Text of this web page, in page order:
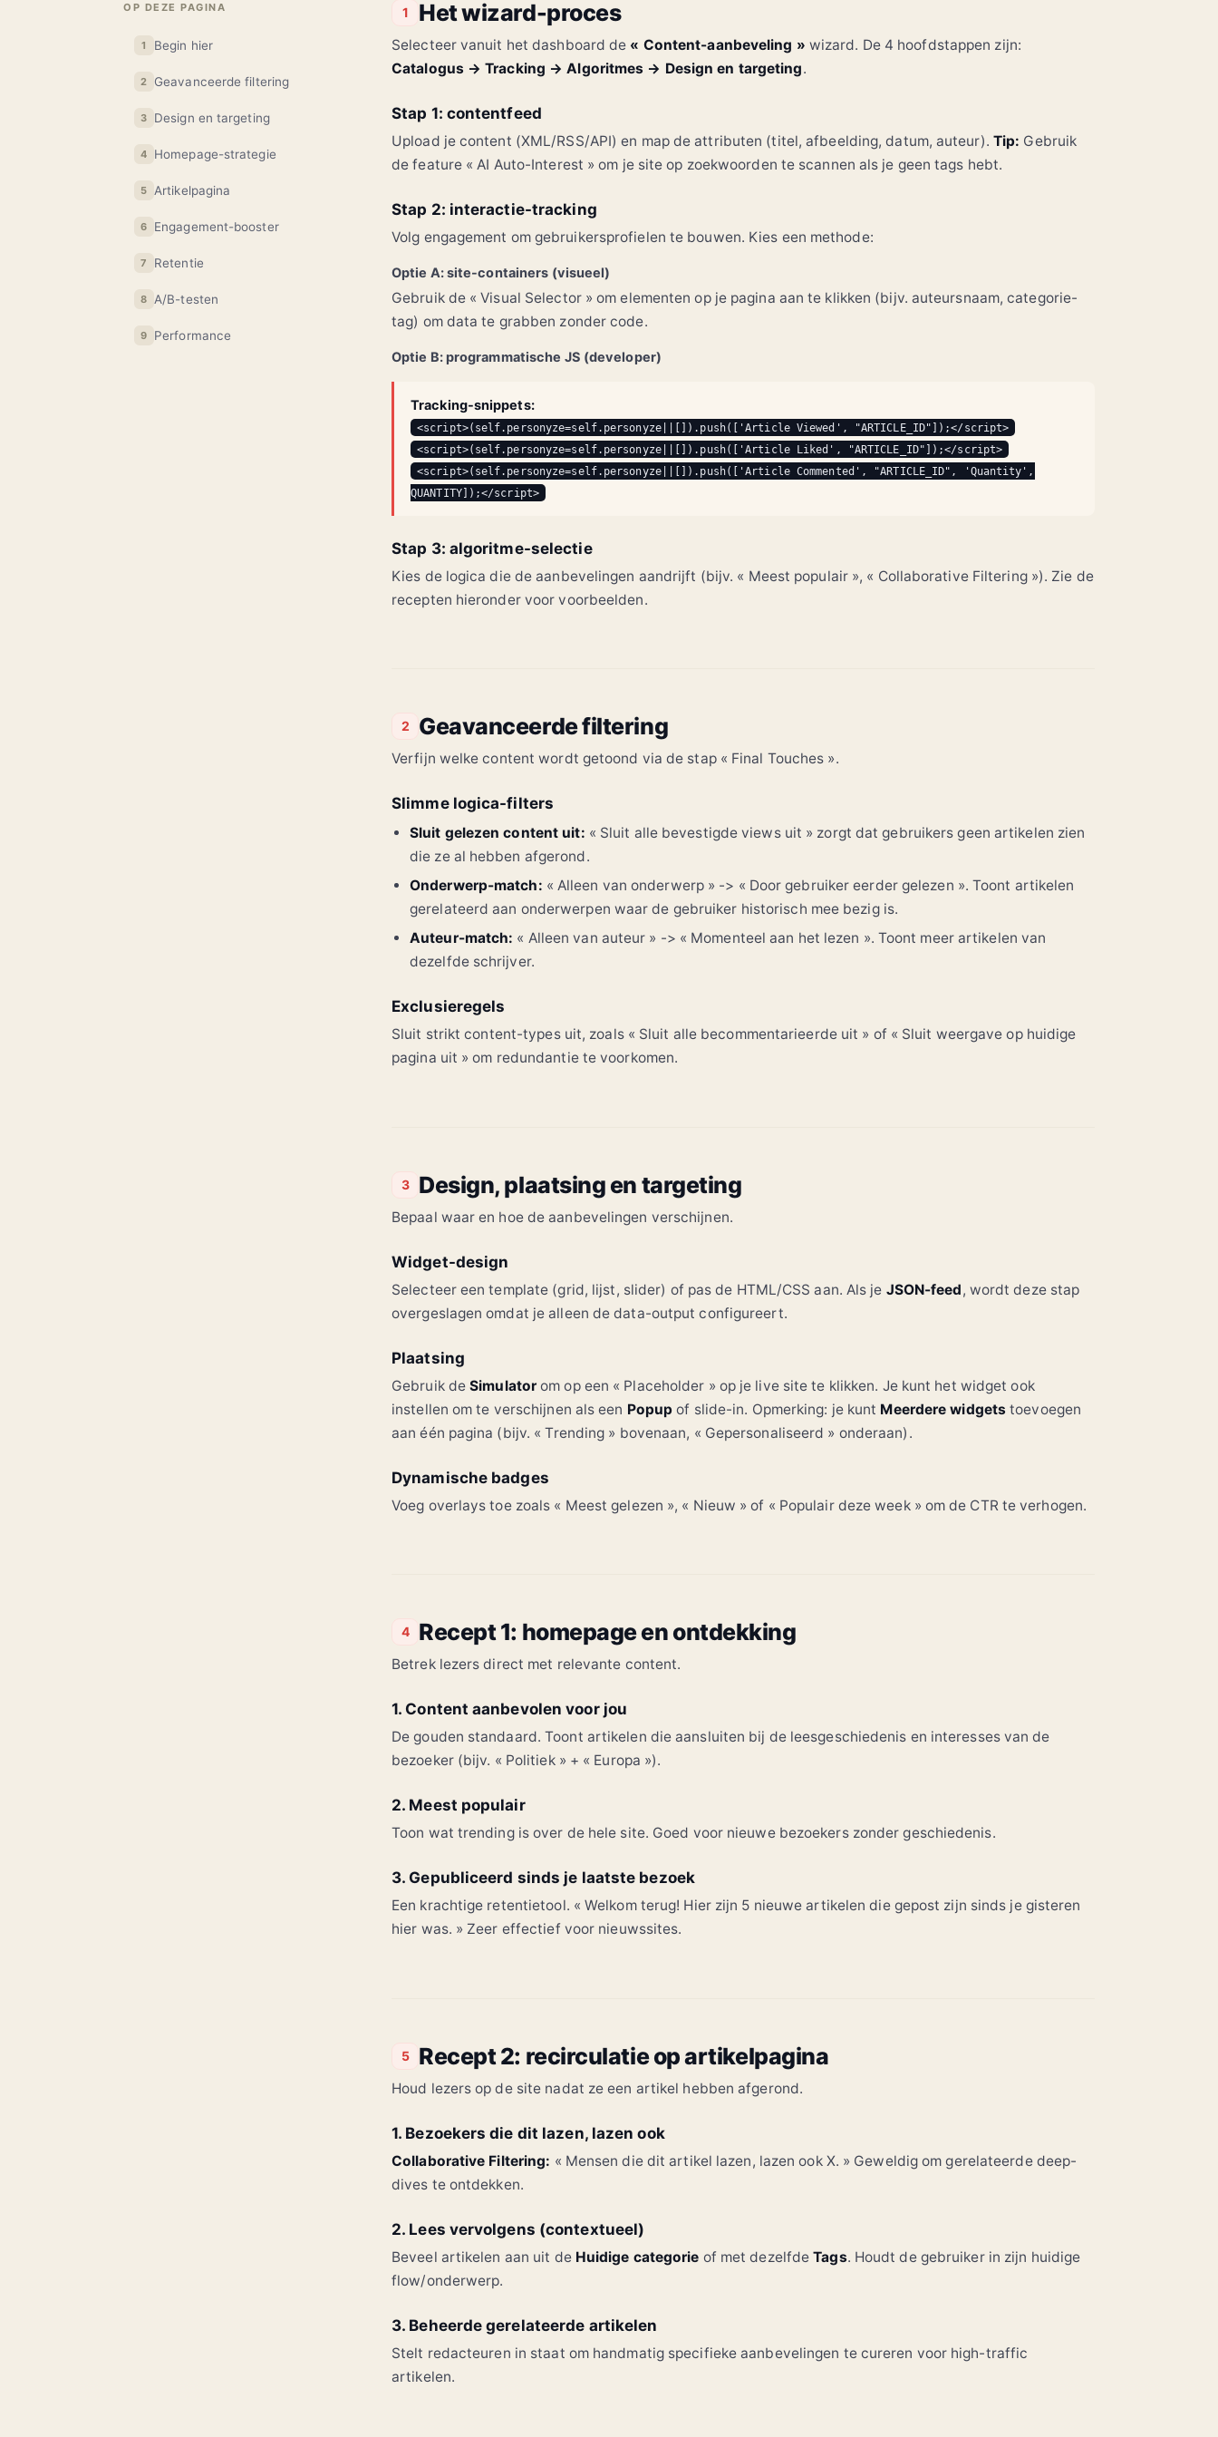
OP DEZE PAGINA
1 Begin hier
2 Geavanceerde filtering
3 Design en targeting
4 Homepage-strategie
5 Artikelpagina
6 Engagement-booster
7 Retentie
8 A/B-testen
9 Performance
1 Het wizard-proces
Selecteer vanuit het dashboard de « Content-aanbeveling » wizard. De 4 hoofdstappen zijn:
Catalogus → Tracking → Algoritmes → Design en targeting.
Stap 1: contentfeed
Upload je content (XML/RSS/API) en map de attributen (titel, afbeelding, datum, auteur). Tip: Gebruik
de feature « AI Auto-Interest » om je site op zoekwoorden te scannen als je geen tags hebt.
Stap 2: interactie-tracking
Volg engagement om gebruikersprofielen te bouwen. Kies een methode:
Optie A: site-containers (visueel)
Gebruik de « Visual Selector » om elementen op je pagina aan te klikken (bijv. auteursnaam, categorie-
tag) om data te grabben zonder code.
Optie B: programmatische JS (developer)
Tracking-snippets:
<script>(self.personyze=self.personyze||[]).push(['Article Viewed', "ARTICLE_ID"]);</script>
<script>(self.personyze=self.personyze||[]).push(['Article Liked', "ARTICLE_ID"]);</script>
<script>(self.personyze=self.personyze||[]).push(['Article Commented', "ARTICLE_ID", 'Quantity',
QUANTITY]);</script>
Stap 3: algoritme-selectie
Kies de logica die de aanbevelingen aandrijft (bijv. « Meest populair », « Collaborative Filtering »). Zie de
recepten hieronder voor voorbeelden.
2 Geavanceerde filtering
Verfijn welke content wordt getoond via de stap « Final Touches ».
Slimme logica-filters
Sluit gelezen content uit: « Sluit alle bevestigde views uit » zorgt dat gebruikers geen artikelen zien
die ze al hebben afgerond.
Onderwerp-match: « Alleen van onderwerp » -> « Door gebruiker eerder gelezen ». Toont artikelen
gerelateerd aan onderwerpen waar de gebruiker historisch mee bezig is.
Auteur-match: « Alleen van auteur » -> « Momenteel aan het lezen ». Toont meer artikelen van
dezelfde schrijver.
Exclusieregels
Sluit strikt content-types uit, zoals « Sluit alle becommentarieerde uit » of « Sluit weergave op huidige
pagina uit » om redundantie te voorkomen.
3 Design, plaatsing en targeting
Bepaal waar en hoe de aanbevelingen verschijnen.
Widget-design
Selecteer een template (grid, lijst, slider) of pas de HTML/CSS aan. Als je JSON-feed, wordt deze stap
overgeslagen omdat je alleen de data-output configureert.
Plaatsing
Gebruik deSimulator om op een « Placeholder » op je live site te klikken. Je kunt het widget ook
instellen om te verschijnen als een Popup of slide-in. Opmerking: je kunt Meerdere widgets toevoegen
aan één pagina (bijv. « Trending » bovenaan, « Gepersonaliseerd » onderaan).
Dynamische badges
Voeg overlays toe zoals « Meest gelezen », « Nieuw » of « Populair deze week » om de CTR te verhogen.
4 Recept 1: homepage en ontdekking
Betrek lezers direct met relevante content.
1. Content aanbevolen voor jou
De gouden standaard. Toont artikelen die aansluiten bij de leesgeschiedenis en interesses van de
bezoeker (bijv. « Politiek » + « Europa »).
2. Meest populair
Toon wat trending is over de hele site. Goed voor nieuwe bezoekers zonder geschiedenis.
3. Gepubliceerd sinds je laatste bezoek
Een krachtige retentietool. « Welkom terug! Hier zijn 5 nieuwe artikelen die gepost zijn sinds je gisteren
hier was. » Zeer effectief voor nieuwssites.
5 Recept 2: recirculatie op artikelpagina
Houd lezers op de site nadat ze een artikel hebben afgerond.
1. Bezoekers die dit lazen, lazen ook
Collaborative Filtering: « Mensen die dit artikel lazen, lazen ook X. » Geweldig om gerelateerde deep-
dives te ontdekken.
2. Lees vervolgens (contextueel)
Beveel artikelen aan uit de Huidige categorie of met dezelfdeTags. Houdt de gebruiker in zijn huidige
flow/onderwerp.
3. Beheerde gerelateerde artikelen
Stelt redacteuren in staat om handmatig specifieke aanbevelingen te cureren voor high-traffic
artikelen.